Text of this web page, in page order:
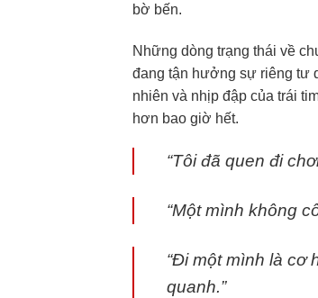
bờ bến.
Những dòng trạng thái về
đang tận hưởng sự riêng tư
nhiên và nhịp đập của trái
hơn bao giờ hết.
“Tôi đã quen đi
“Một mình không
“Đi một mình là cơ
quanh.”